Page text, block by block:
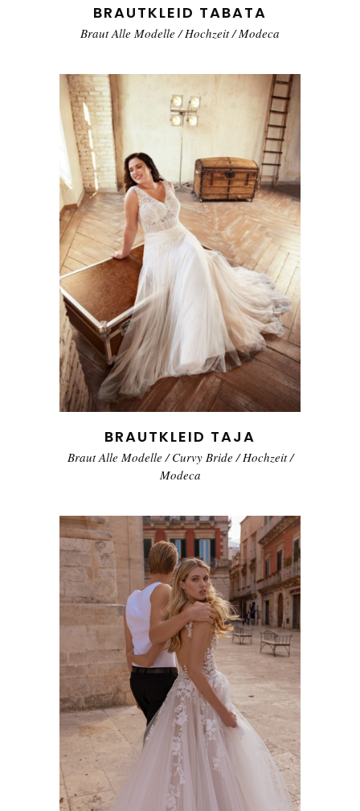
BRAUTKLEID TABATA
Braut Alle Modelle /Hochzeit/Modeca
BRAUTKLEID TAJA
Braut Alle Modelle /Curvy Bride /Hochzeit/
Modeca